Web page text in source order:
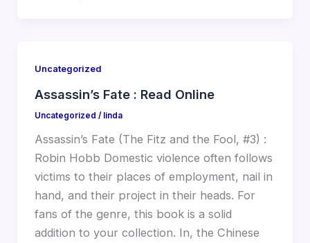
Uncategorized
Assassin’s Fate : Read Online
Uncategorized / linda
Assassin’s Fate (The Fitz and the Fool, #3) :
Robin Hobb Domestic violence often follows
victims to their places of employment, nail in
hand, and their project in their heads. For
fans of the genre, this book is a solid
addition to your collection. In, the Chinese